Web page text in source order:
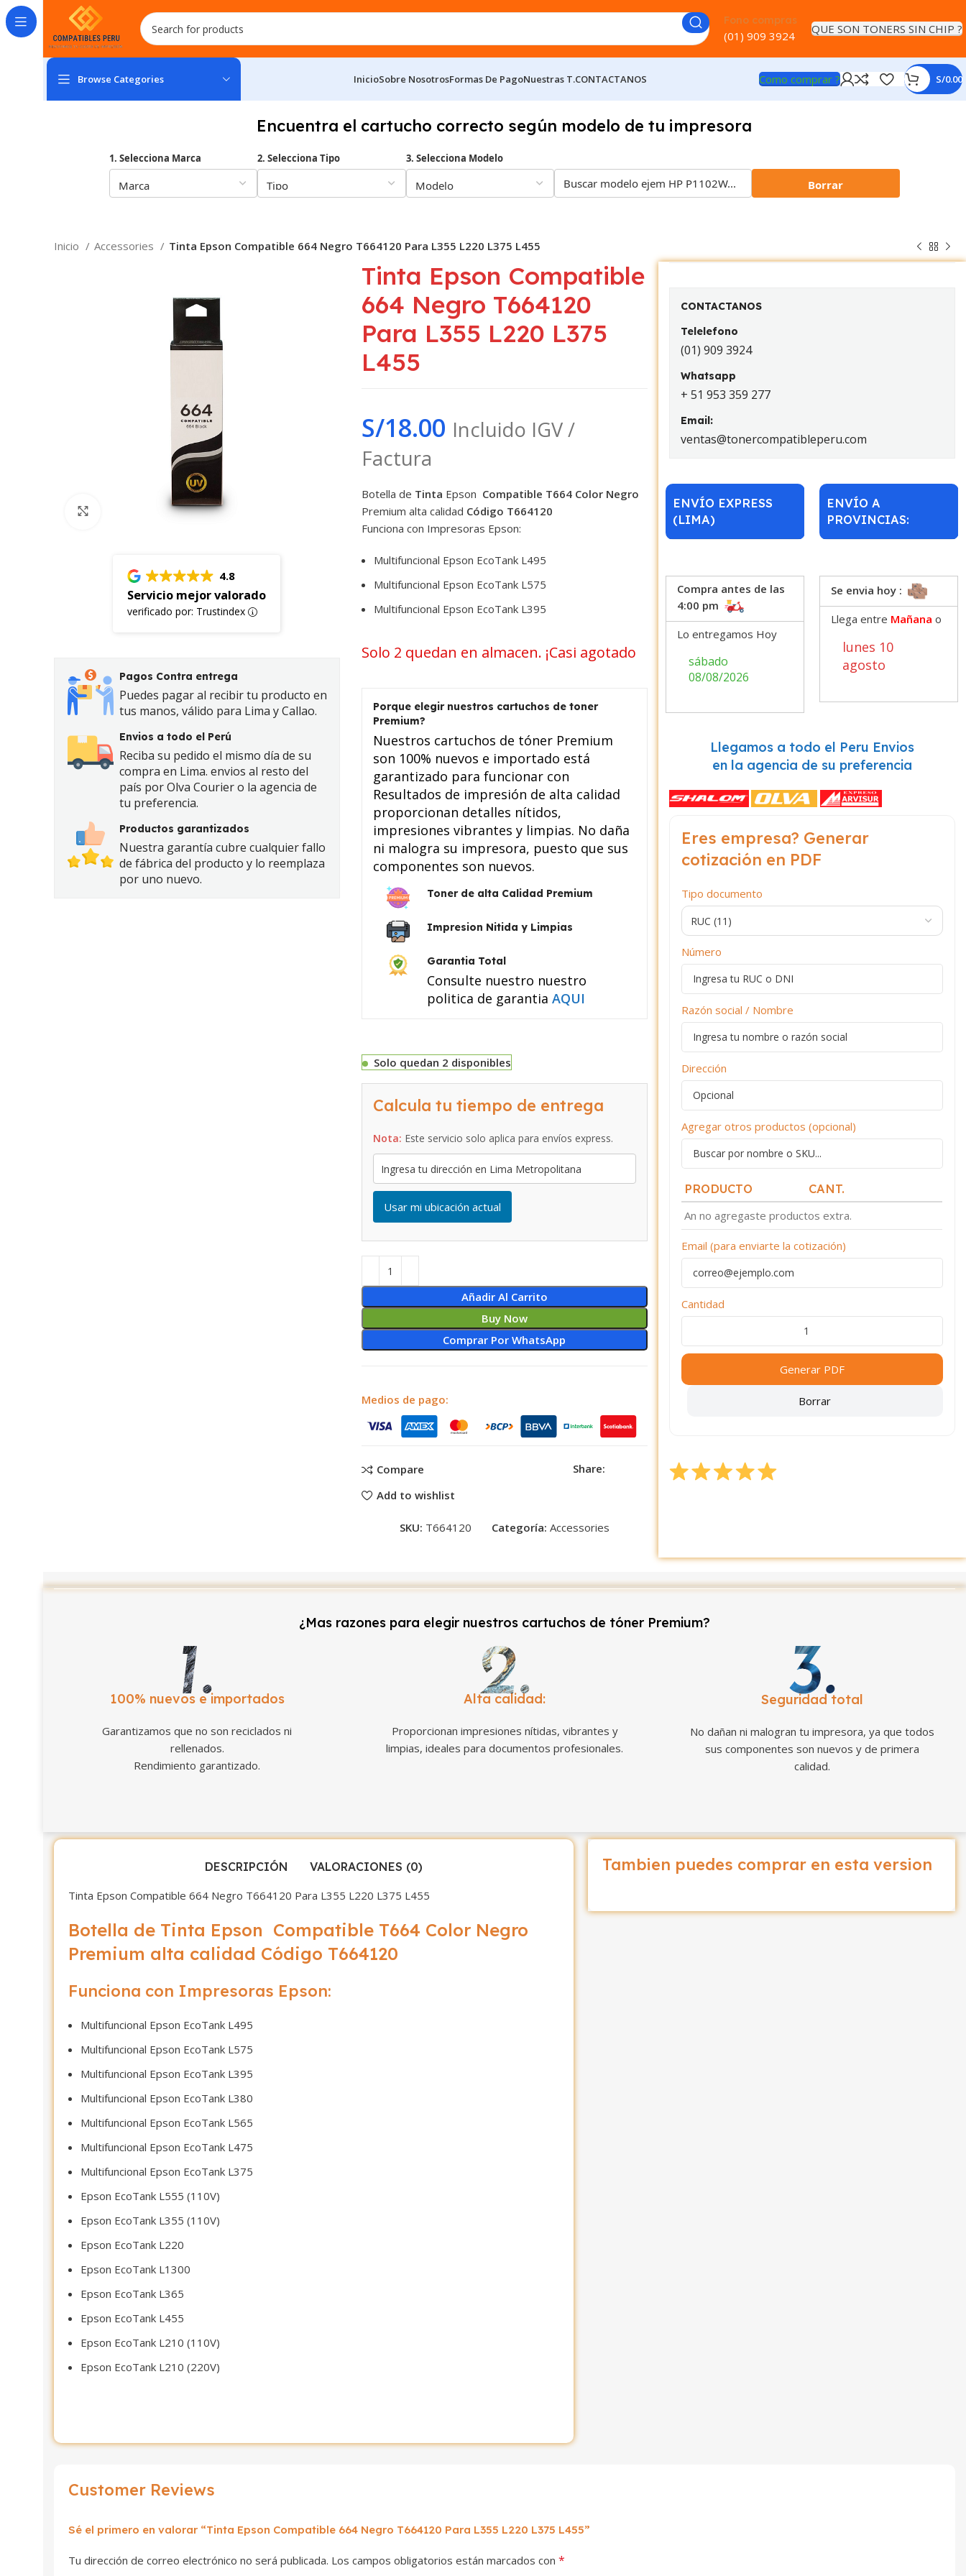
Fono compras
(01) 909 3924 QUE SON TONERS SIN CHIP ?
Browse Categories InicioSobre NosotrosFormas De PagoNuestras T.CONTACTANOS Como comprar ? S/0.00
Encuentra el cartucho correcto según modelo de tu impresora
1. Selecciona Marca 2. Selecciona Tipo 3. Selecciona Modelo
Borrar
Inicio Accessories Tinta Epson Compatible 664 Negro T664120 Para L355 L220 L375 L455
Click to enlarge
4.8
Servicio mejor valorado
verificado por: Trustindex
Pagos Contra entrega
Puedes pagar al recibir tu producto en
tus manos, válido para Lima y Callao.
Envios a todo el Perú
Reciba su pedido el mismo día de su
compra en Lima. envios al resto del
país por Olva Courier o la agencia de
tu preferencia.
Productos garantizados
Nuestra garantía cubre cualquier fallo
de fábrica del producto y lo reemplaza
por uno nuevo.
Tinta Epson Compatible
664 Negro T664120
Para L355 L220 L375
L455
S/18.00 Incluido IGV /
Factura
Botella de Tinta Epson Compatible T664 Color Negro
Premium alta calidad Código T664120
Funciona con Impresoras Epson:
Multifuncional Epson EcoTank L495
Multifuncional Epson EcoTank L575
Multifuncional Epson EcoTank L395
Solo 2 quedan en almacen. ¡Casi agotado
Porque elegir nuestros cartuchos de toner
Premium?
Nuestros cartuchos de tóner Premium
son 100% nuevos e importado está
garantizado para funcionar con
Resultados de impresión de alta calidad
proporcionan detalles nítidos,
impresiones vibrantes y limpias. No daña
ni malogra su impresora, puesto que sus
componentes son nuevos.
Toner de alta Calidad Premium
Impresion Nitida y Limpias
Garantia Total
Consulte nuestro nuestro
politica de garantia AQUI
Solo quedan 2 disponibles
Calcula tu tiempo de entrega
Nota: Este servicio solo aplica para envíos express.
Usar mi ubicación actual
Añadir Al Carrito
Buy Now
Comprar Por WhatsApp
Medios de pago:
Compare
Add to wishlist
Share:
SKU: T664120 Categoría: Accessories
CONTACTANOS
Telelefono
(01) 909 3924
Whatsapp
+ 51 953 359 277
Email:
ventas@tonercompatibleperu.com
ENVÍO EXPRESS
(LIMA)
Compra antes de las
4:00 pm
Lo entregamos Hoy
sábado
08/08/2026
ENVÍO A
PROVINCIAS:
Se envia hoy :
Llega entre Mañana o
lunes 10
agosto
Llegamos a todo el Peru Envios
en la agencia de su preferencia
Eres empresa? Generar
cotización en PDF
Tipo documento
Número
Razón social / Nombre
Dirección
Agregar otros productos (opcional)
PRODUCTO CANT.
An no agregaste productos extra.
Email (para enviarte la cotización)
Cantidad
Generar PDF
Borrar
¿Mas razones para elegir nuestros cartuchos de tóner Premium?
100% nuevos e importados
Garantizamos que no son reciclados ni
rellenados.
Rendimiento garantizado.
Alta calidad:
Proporcionan impresiones nítidas, vibrantes y
limpias, ideales para documentos profesionales.
Seguridad total
No dañan ni malogran tu impresora, ya que todos
sus componentes son nuevos y de primera
calidad.
DESCRIPCIÓN
VALORACIONES (0)
Tinta Epson Compatible 664 Negro T664120 Para L355 L220 L375 L455
Botella de Tinta Epson Compatible T664 Color Negro
Premium alta calidad Código T664120
Funciona con Impresoras Epson:
Multifuncional Epson EcoTank L495
Multifuncional Epson EcoTank L575
Multifuncional Epson EcoTank L395
Multifuncional Epson EcoTank L380
Multifuncional Epson EcoTank L565
Multifuncional Epson EcoTank L475
Multifuncional Epson EcoTank L375
Epson EcoTank L555 (110V)
Epson EcoTank L355 (110V)
Epson EcoTank L220
Epson EcoTank L1300
Epson EcoTank L365
Epson EcoTank L455
Epson EcoTank L210 (110V)
Epson EcoTank L210 (220V)
Tambien puedes comprar en esta version
Customer Reviews
Sé el primero en valorar “Tinta Epson Compatible 664 Negro T664120 Para L355 L220 L375 L455”
Tu dirección de correo electrónico no será publicada. Los campos obligatorios están marcados con *